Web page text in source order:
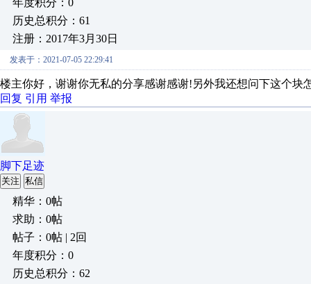
历史总积分：61
注册：2017年3月30日
发表于：2021-07-05 22:29:41
楼主你好，谢谢你无私的分享感谢感谢!另外我还想问下这个块
回复 引用 举报
脚下足迹
关注 私信
精华：0帖
求助：0帖
帖子：0帖 | 2回
年度积分：0
历史总积分：62